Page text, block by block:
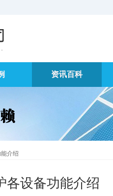
资讯百科
介绍
各设备功能介绍